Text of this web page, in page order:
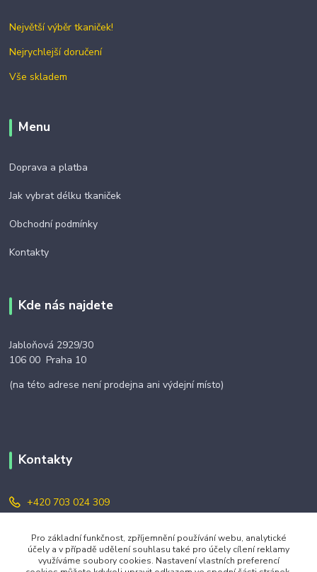
Největší výběr tkaniček!
Nejrychlejší doručení
Vše skladem
Menu
Doprava a platba
Jak vybrat délku tkaniček
Obchodní podmínky
Kontakty
Kde nás najdete
Jabloňová 2929/30
106 00 Praha 10
(na této adrese není prodejna ani výdejní místo)
Kontakty
+420 703 024 309
objednavky@zavazuj.cz
Pro základní funkčnost, zpříjemnění používání webu, analytické
účely a v případě udělení souhlasu také pro účely cílení reklamy
využíváme soubory cookies. Nastavení vlastních preferencí